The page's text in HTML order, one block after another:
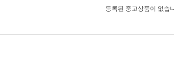
등록된 중고상품이 없습